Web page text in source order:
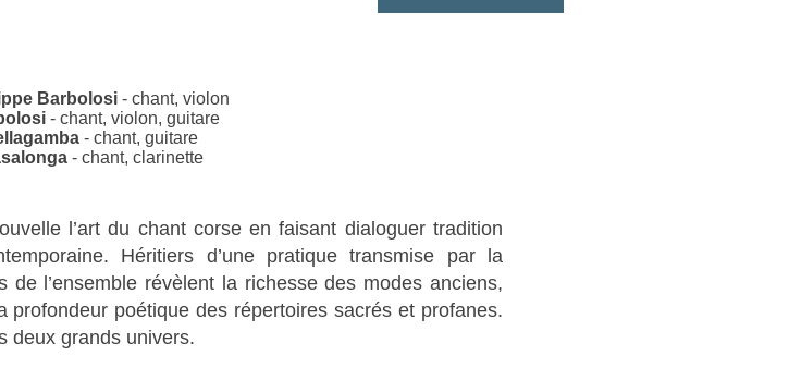
Barbolosi - chant, violon
- chant, violon, guitare
- chant, guitare
- chant, clarinette
l’art du chant corse en faisant dialoguer tradition
Héritiers d’une pratique transmise par la
de l’ensemble révèlent la richesse des modes anciens,
profondeur poétique des répertoires sacrés et profanes.
deux grands univers.